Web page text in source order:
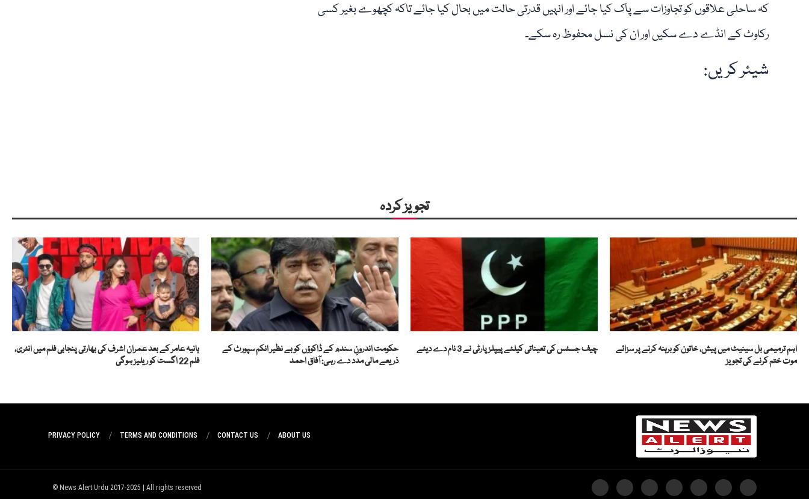
کہ ساحلی علاقوں کو تجاوزات سے پاک کیا جائے اور انہیں قدرتی حالت میں بحال کیا جائے تاکہ کچھوے بغیر کسی
رکاوٹ کے انڈے دے سکیں اور ان کی نسل محفوظ رہ سکے۔
شیئر کریں:
تجویز کردہ
اہم ترمیمی بل سینیٹ میں پیش، خاتون کو برہنہ کرنے پر سزائے
موت ختم کرنے کی تجویز
چیف جسٹس کی تعیناتی کیلئے پیپلزپارٹی نے 3 نام دے دیئے
حکومت اندرونِ سندھ کے ڈاکوؤں کو بے نظیر انکم سپورٹ کے
ذریعے مالی مدد دے رہی: آفاق احمد
ہانیہ عامر کے بعد عمران اشرف کی بھارتی پنجابی فلم میں انٹری،
فلم 22 اگست کو ریلیز ہوگی
ABOUT US
CONTACT US
TERMS AND CONDITIONS
PRIVACY POLICY
News Alert Urdu 2017-2025 | All rights reserved ©